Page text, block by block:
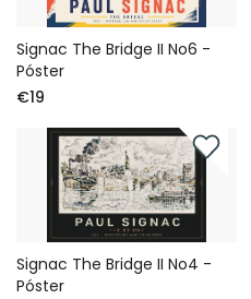
Signac The Bridge II No6 -
Póster
€19
Signac The Bridge II No4 -
Póster